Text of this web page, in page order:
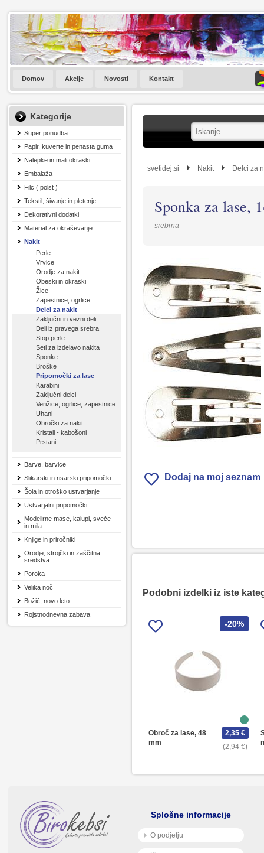
Domov Akcije Novosti Kontakt
Kategorije
Super ponudba
Papir, kuverte in penasta guma
Nalepke in mali okraski
Embalaža
Filc ( polst )
Tekstil, šivanje in pletenje
Dekorativni dodatki
Material za okraševanje
Nakit
Perle
Vrvice
Orodje za nakit
Obeski in okraski
Žice
Zapestnice, ogrlice
Delci za nakit
Zaključni in vezni deli
Deli iz pravega srebra
Stop perle
Seti za izdelavo nakita
Sponke
Broške
Pripomočki za lase
Karabini
Zaključni delci
Verižice, ogrlice, zapestnice
Uhani
Obročki za nakit
Kristali - kabošoni
Prstani
Barve, barvice
Slikarski in risarski pripomočki
Šola in otroško ustvarjanje
Ustvarjalni pripomočki
Modelirne mase, kalupi, sveče
in mila
Knjige in priročniki
Orodje, strojčki in zaščitna
sredstva
Poroka
Velika noč
Božič, novo leto
Rojstnodnevna zabava
svetidej.si Nakit Delci za
Sponka za lase,
srebrna
Dodaj na moj seznam
Podobni izdelki iz iste
-20%
Obroč za lase, 48
mm
2,94 €
2,35 €
Splošne informacije
O podjetju